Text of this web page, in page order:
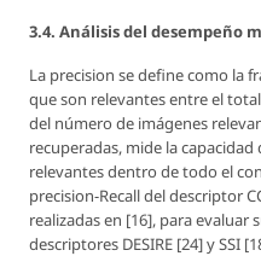
3.4. Análisis del desempeño
La precision se define como la
que son relevantes entre el
del número de imágenes
recuperadas, mide la
relevantes dentro de todo el
precision-Recall del descriptor
realizadas en [16], para evaluar
descriptores DESIRE [24] y SSI